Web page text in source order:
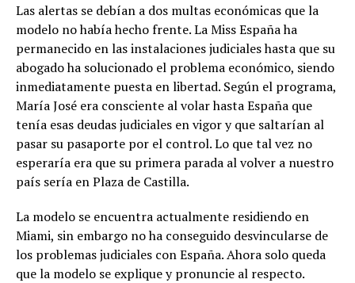
Las alertas se debían a dos multas económicas que la
modelo no había hecho frente. La Miss España ha
permanecido en las instalaciones judiciales hasta que su
abogado ha solucionado el problema económico, siendo
inmediatamente puesta en libertad. Según el programa,
María José era consciente al volar hasta España que
tenía esas deudas judiciales en vigor y que saltarían al
pasar su pasaporte por el control. Lo que tal vez no
esperaría era que su primera parada al volver a nuestro
país sería en Plaza de Castilla.
La modelo se encuentra actualmente residiendo en
Miami, sin embargo no ha conseguido desvincularse de
los problemas judiciales con España. Ahora solo queda
que la modelo se explique y pronuncie al respecto.